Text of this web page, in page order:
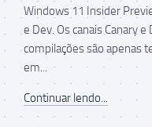
Windows 11 Insider
e Dev. Os canais Canary
compilações são apenas
em...
Continuar lendo...